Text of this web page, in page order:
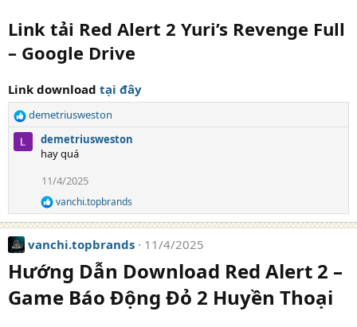
Link tải Red Alert 2 Yuri’s Revenge Full
– Google Drive
Link download tại đây
R
e
a
n
s
:
demetriusweston
demetriusweston
hay quá
11/4/2025
R
e
a
c
i
n
s
vanchi.topbrands
vanchi.topbrands 11/4/2025
Hướng Dẫn Download Red Alert 2 –
Game Báo Động Đỏ 2 Huyền Thoại